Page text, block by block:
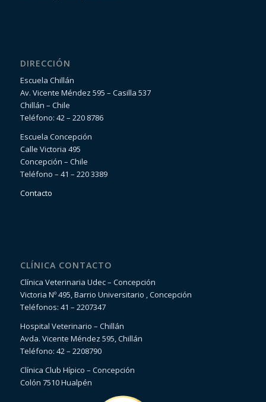
DIRECCIÓN
Escuela Chillán
Av. Vicente Méndez 595 – Casilla 537
Chillán – Chile
Teléfono: 42 – 220 8786
Escuela Concepción
Calle Victoria 495
Concepción – Chile
Teléfono – 41 – 220 3389
Contacto
CLÍNICA CONTACTO
Clínica Veterinaria Udec – Concepción
Victoria Nº 495, Barrio Universitario , Concepción
Teléfonos: 41 – 2207347
Hospital Veterinario – Chillán
Avda. Vicente Méndez 595, Chillán
Teléfono: 42 – 2208790
Clínica Club Hípico – Concepción
Colón 7510 Hualpén